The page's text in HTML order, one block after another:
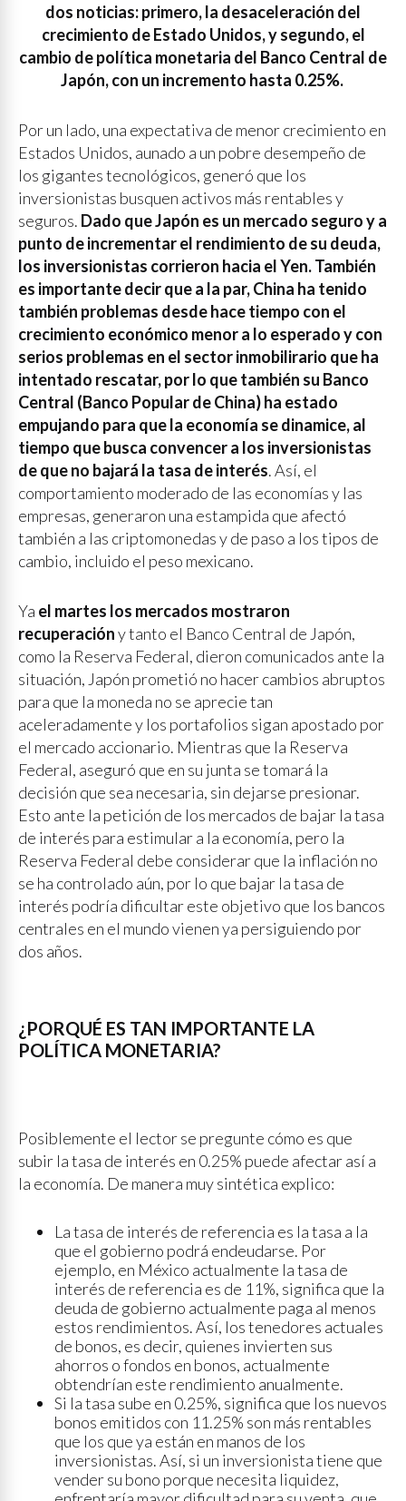
dos noticias: primero, la desaceleración del
crecimiento de Estado Unidos, y segundo, el
cambio de política monetaria del Banco Central de
Japón, con un incremento hasta 0.25%.
Por un lado, una expectativa de menor crecimiento en
Estados Unidos, aunado a un pobre desempeño de
los gigantes tecnológicos, generó que los
inversionistas busquen activos más rentables y
seguros. Dado que Japón es un mercado seguro y a
punto de incrementar el rendimiento de su deuda,
los inversionistas corrieron hacia el Yen. También
es importante decir que a la par, China ha tenido
también problemas desde hace tiempo con el
crecimiento económico menor a lo esperado y con
serios problemas en el sector inmobilirario que ha
intentado rescatar, por lo que también su Banco
Central (Banco Popular de China) ha estado
empujando para que la economía se dinamice, al
tiempo que busca convencer a los inversionistas
de que no bajará la tasa de interés. Así, el
comportamiento moderado de las economías y las
empresas, generaron una estampida que afectó
también a las criptomonedas y de paso a los tipos de
cambio, incluido el peso mexicano.
Ya el martes los mercados mostraron
recuperacióny tanto el Banco Central de Japón,
como la Reserva Federal, dieron comunicados ante la
situación, Japón prometió no hacer cambios abruptos
para que la moneda no se aprecie tan
aceleradamente y los portafolios sigan apostado por
el mercado accionario. Mientras que la Reserva
Federal, aseguró que en su junta se tomará la
decisión que sea necesaria, sin dejarse presionar.
Esto ante la petición de los mercados de bajar la tasa
de interés para estimular a la economía, pero la
Reserva Federal debe considerar que la inflación no
se ha controlado aún, por lo que bajar la tasa de
interés podría dificultar este objetivo que los bancos
centrales en el mundo vienen ya persiguiendo por
dos años.
¿PORQUÉ ES TAN IMPORTANTE LA
POLÍTICA MONETARIA?
Posiblemente el lector se pregunte cómo es que
subir la tasa de interés en 0.25% puede afectar así a
la economía. De manera muy sintética explico:
La tasa de interés de referencia es la tasa a la
que el gobierno podrá endeudarse. Por
ejemplo, en México actualmente la tasa de
interés de referencia es de 11%, significa que la
deuda de gobierno actualmente paga al menos
estos rendimientos. Así, los tenedores actuales
de bonos, es decir, quienes invierten sus
ahorros o fondos en bonos, actualmente
obtendrían este rendimiento anualmente.
Si la tasa sube en 0.25%, significa que los nuevos
bonos emitidos con 11.25% son más rentables
que los que ya están en manos de los
inversionistas. Así, si un inversionista tiene que
vender su bono porque necesita liquidez,